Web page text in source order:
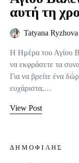
αυτή τη
Tatyana Ryzhova
Η Ημέρα του Αγίου
να εκφράσετε τα
Για να βρείτε ένα
ευχάριστα,…
View Post
ΔΗΜΟΦΙΛΉΣ